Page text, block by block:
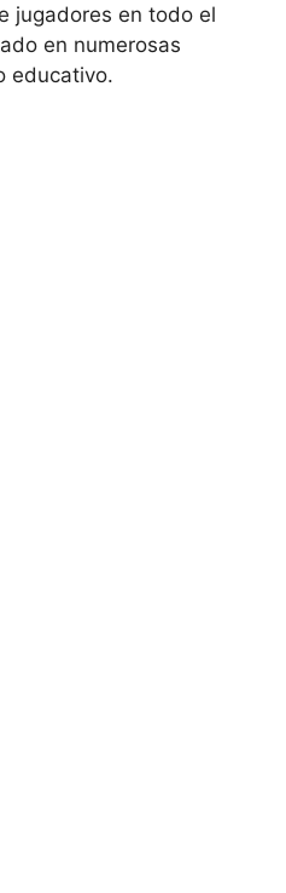
jugadores en todo el
en numerosas
educativo.